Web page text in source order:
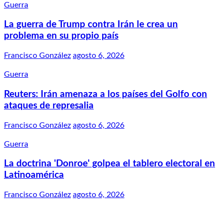
Guerra
La guerra de Trump contra Irán le crea un
problema en su propio país
Francisco González agosto 6, 2026
Guerra
Reuters: Irán amenaza a los países del Golfo con
ataques de represalia
Francisco González agosto 6, 2026
Guerra
La doctrina 'Donroe' golpea el tablero electoral en
Latinoamérica
Francisco González agosto 6, 2026